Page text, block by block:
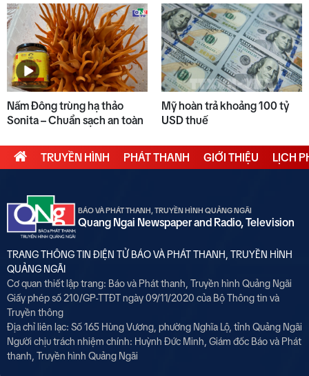
Nấm Đông trùng hạ thảo
Sonita – Chuẩn sạch an toàn
Mỹ hoàn trả khoảng 100 tỷ
USD thuế
TRUYỀN HÌNH PHÁT THANH GIỚI THIỆU LỊCH
BÁO VÀ PHÁT THANH, TRUYỀN HÌNH QUẢNG NGÃI
Quang Ngai Newspaper and Radio, Television
TRANG THÔNG TIN ĐIỆN TỬ BÁO VÀ PHÁT THANH, TRUYỀN HÌNH
QUẢNG NGÃI
Cơ quan thiết lập trang: Báo và Phát thanh, Truyền hình Quảng Ngãi
Giấy phép số 210/GP-TTĐT ngày 09/11/2020 của Bộ Thông tin và
Truyền thông
Địa chỉ liên lạc: Số 165 Hùng Vương, phường Nghĩa Lộ, tỉnh Quảng Ngãi
Người chịu trách nhiệm chính: Huỳnh Đức Minh, Giám đốc Báo và Phát
thanh, Truyền hình Quảng Ngãi